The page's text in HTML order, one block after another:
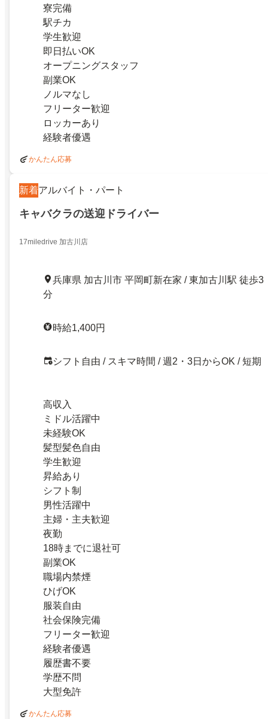
寮完備
駅チカ
学生歓迎
即日払いOK
オープニングスタッフ
副業OK
ノルマなし
フリーター歓迎
ロッカーあり
経験者優遇
かんたん応募
新着アルバイト・パート
キャバクラの送迎ドライバー
17miledrive 加古川店
兵庫県 加古川市 平岡町新在家 / 東加古川駅 徒歩3
分
時給1,400円
シフト自由 / スキマ時間 / 週2・3日からOK / 短期
高収入
ミドル活躍中
未経験OK
髪型髪色自由
学生歓迎
昇給あり
シフト制
男性活躍中
主婦・主夫歓迎
夜勤
18時までに退社可
副業OK
職場内禁煙
ひげOK
服装自由
社会保険完備
フリーター歓迎
経験者優遇
履歴書不要
学歴不問
大型免許
かんたん応募